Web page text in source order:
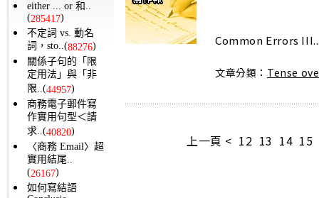
either ... or 和..
(285417)
不定詞 vs. 動名
詞，sto..(88276)
關係子句的「限
定用法」與「非
限..(44957)
商務電子郵件寫
作實用句型＜請
求..(40820)
〈商務 Email〉超
實用結尾..
(26167)
如何寫結語
Common Errors
文章分類： Tense
上一頁 < 12 13 14 15